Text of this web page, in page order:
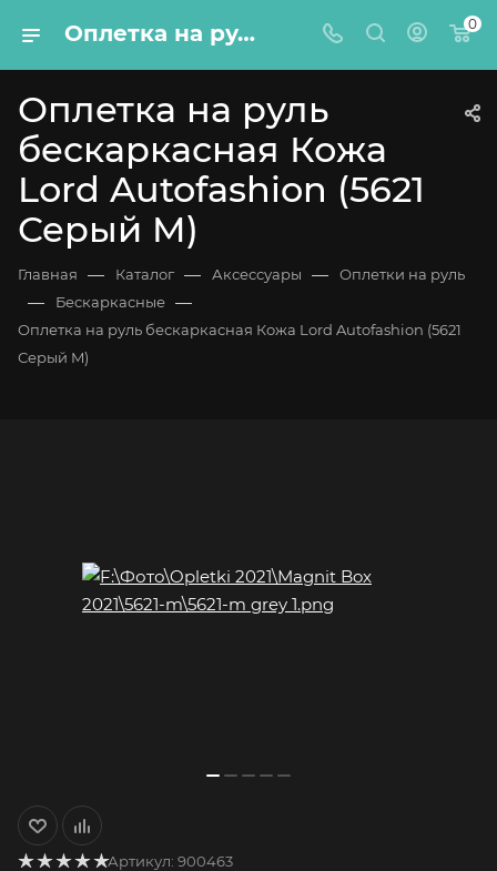
Оплетка на руль бескаркасная Кожа Lord Autofashion (5621 Серый M) 0
Оплетка на руль
бескаркасная Кожа
Lord Autofashion (5621
Серый M)
Главная — Каталог — Аксессуары — Оплетки на руль
— Бескаркасные —
Оплетка на руль бескаркасная Кожа Lord Autofashion (5621
Серый M)
Артикул: 900463